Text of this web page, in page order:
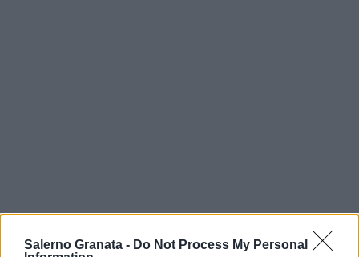
Salerno Granata - Do Not Process My Personal